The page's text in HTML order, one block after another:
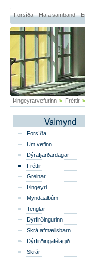
Forsíða Hafa samband
Þingeyrarvefurinn > Fréttir >
Forsíða
Um vefinn
Dýrafjarðardagar
Fréttir
Greinar
Þingeyri
Myndaalbúm
Tenglar
Dýrfirðingurinn
Skrá afmælisbarn
Dýrfirðingafélagið
Skrár